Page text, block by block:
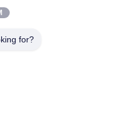
materiais do
for?